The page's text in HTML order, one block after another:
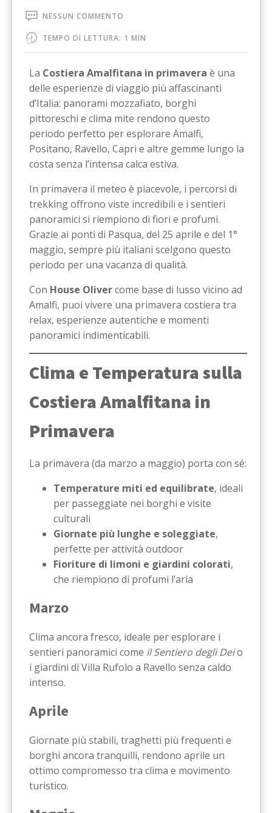
NESSUN COMMENTO
TEMPO DI LETTURA: 1 MIN
La Costiera Amalfitana in primavera è una
delle esperienze di viaggio più affascinanti
d’Italia: panorami mozzafiato, borghi
pittoreschi e clima mite rendono questo
periodo perfetto per esplorare Amalfi,
Positano, Ravello, Capri e altre gemme lungo la
costa senza l’intensa calca estiva.
In primavera il meteo è piacevole, i percorsi di
trekking offrono viste incredibili e i sentieri
panoramici si riempiono di fiori e profumi.
Grazie ai ponti di Pasqua, del 25 aprile e del 1°
maggio, sempre più italiani scelgono questo
periodo per una vacanza di qualità.
Con House Olivercome base di lusso vicino ad
Amalfi, puoi vivere una primavera costiera tra
relax, esperienze autentiche e momenti
panoramici indimenticabili.
Clima e Temperatura sulla
Costiera Amalfitana in
Primavera
La primavera (da marzo a maggio) porta con sé:
Temperature miti ed equilibrate, ideali
per passeggiate nei borghi e visite
culturali
Giornate più lunghe e soleggiate,
perfette per attività outdoor
Fioriture di limoni e giardini colorati,
che riempiono di profumi l’aria
Marzo
Clima ancora fresco, ideale per esplorare i
sentieri panoramici come il Sentiero degli Deio
i giardini di Villa Rufolo a Ravello senza caldo
intenso.
Aprile
Giornate più stabili, traghetti più frequenti e
borghi ancora tranquilli, rendono aprile un
ottimo compromesso tra clima e movimento
turistico.